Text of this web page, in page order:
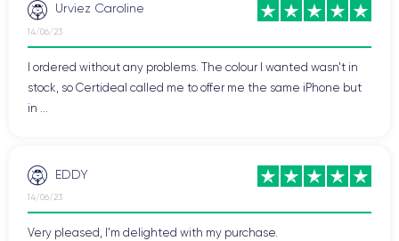
Urviez Caroline
14/06/23
I ordered without any problems. The colour I wanted wasn't in
stock, so Certideal called me to offer me the same iPhone but
in ...
EDDY
14/06/23
Very pleased, I'm delighted with my purchase.